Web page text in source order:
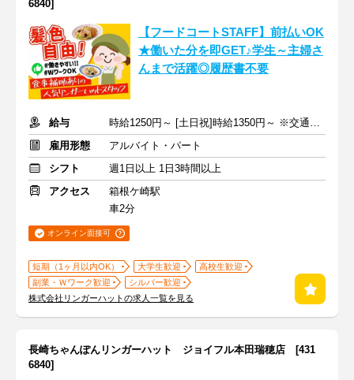
6840]
【フードコートSTAFF】前払いOK
★働いた分を即GET♪学生～主婦さ
んまで活躍◎履歴書不要
給与
時給1250円～ [土日祝]時給1350円～ ※交通費全額支給
雇用形態
アルバイト・パート
シフト
週1日以上 1日3時間以上
アクセス
箱根ケ崎駅
車2分
オンライン面接可
短期（1ヶ月以内OK） 大学生歓迎
高校生歓迎
副業・Ｗワーク歓迎
シルバー歓迎
株式会社リンガーハットの求人一覧を見る
長崎ちゃんぽんリンガーハット ジョイフル本田瑞穂店 [431
6840]